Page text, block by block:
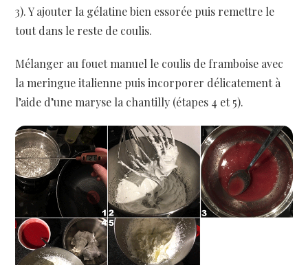
3). Y ajouter la gélatine bien essorée puis remettre le
tout dans le reste de coulis.
Mélanger au fouet manuel le coulis de framboise avec
la meringue italienne puis incorporer délicatement à
l’aide d’une maryse la chantilly (étapes 4 et 5).